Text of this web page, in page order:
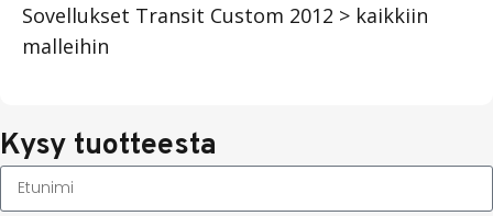
Sovellukset Transit Custom 2012 > kaikkiin
malleihin
Kysy tuotteesta